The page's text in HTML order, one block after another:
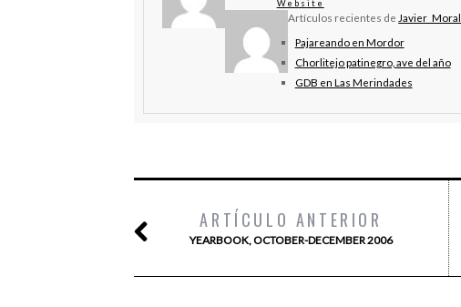
Website
Artículos recientes de
Pajareando en Mordor
Chorlitejo patinegro, ave del año
GDB en Las Merindades
ARTÍCULO ANTERIOR
YEARBOOK, OCTOBER-DECEMBER 2006